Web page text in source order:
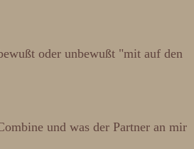
oder unbewußt "mit auf den
und was der Partner an mir